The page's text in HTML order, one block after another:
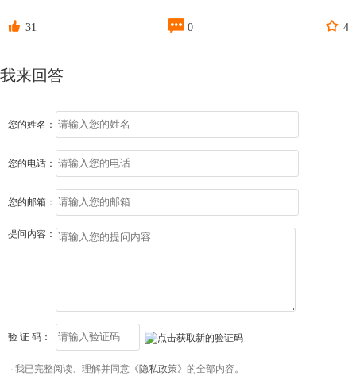
 31  0  4
我来回答
您的姓名：
您的电话：
您的邮箱：
提问内容：
验 证 码：
我已完整阅读、理解并同意 《隐私政策》 的全部内容。